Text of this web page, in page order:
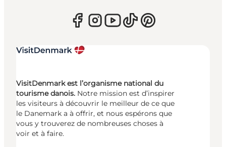
VisitDenmark est l’organisme national du
tourisme danois. Notre mission est d’inspirer
les visiteurs à découvrir le meilleur de ce que
le Danemark a à offrir, et nous espérons que
vous y trouverez de nombreuses choses à
voir et à faire.